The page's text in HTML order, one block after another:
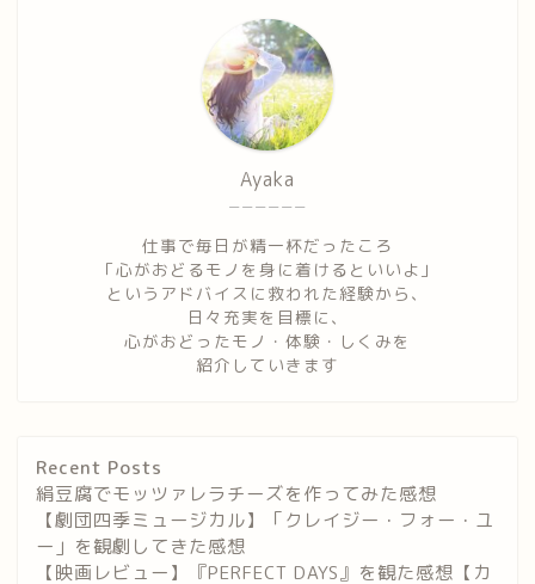
ーーーーーー
Ayaka
仕事で毎日が精一杯だったころ
「心がおどるモノを身に着けるといいよ」
というアドバイスに救われた経験から、
日々充実を目標に、
心がおどったモノ・体験・しくみを
紹介していきます
Recent Posts
絹豆腐でモッツァレラチーズを作ってみた感想
【劇団四季ミュージカル】「クレイジー・フォー・ユ
ー」を観劇してきた感想
【映画レビュー】『PERFECT DAYS』を観た感想【カ